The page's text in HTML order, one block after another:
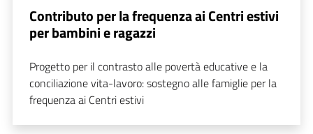
Contributo per la frequenza ai Centri estivi
per bambini e ragazzi
Progetto per il contrasto alle povertà educative e la
conciliazione vita-lavoro: sostegno alle famiglie per la
frequenza ai Centri estivi